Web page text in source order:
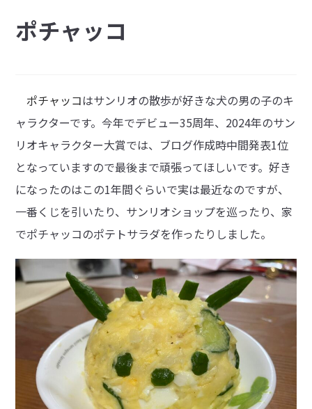
ポチャッコ
ポチャッコはサンリオの散歩が好きな犬の男の子のキ
ャラクターです。今年でデビュー35周年、2024年のサン
リオキャラクター大賞では、ブログ作成時中間発表1位
となっていますので最後まで頑張ってほしいです。好き
になったのはこの1年間ぐらいで実は最近なのですが、
一番くじを引いたり、サンリオショップを巡ったり、家
でポチャッコのポテトサラダを作ったりしました。